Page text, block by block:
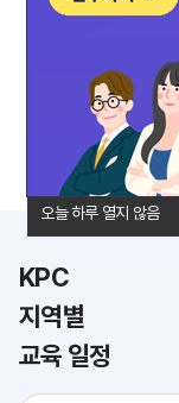
제휴숙소
KPC
지역별
교육 일정
오늘 하루 열지 않음
오늘 하루 열지 않음